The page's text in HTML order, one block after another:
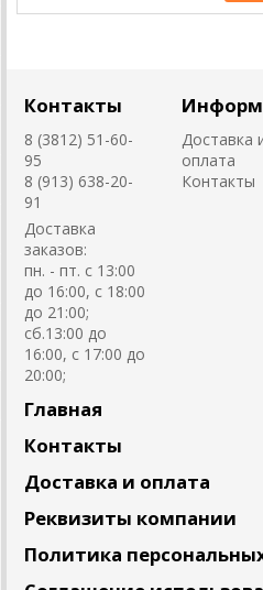
Контакты
8 (3812) 51-60-
95
8 (913) 638-20-
91
Доставка
заказов:
пн. - пт. с 13:00
до 16:00, с 18:00
до 21:00;
сб.13:00 до
16:00, с 17:00 до
20:00;
Доставка
оплата
Контакты
Главная
Контакты
Доставка и оплата
Реквизиты компании
Политика